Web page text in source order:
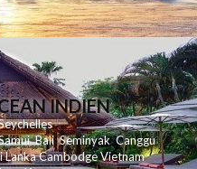
INDIEN
Bali SeminyakCanggu
LankaCambodgeVietnam